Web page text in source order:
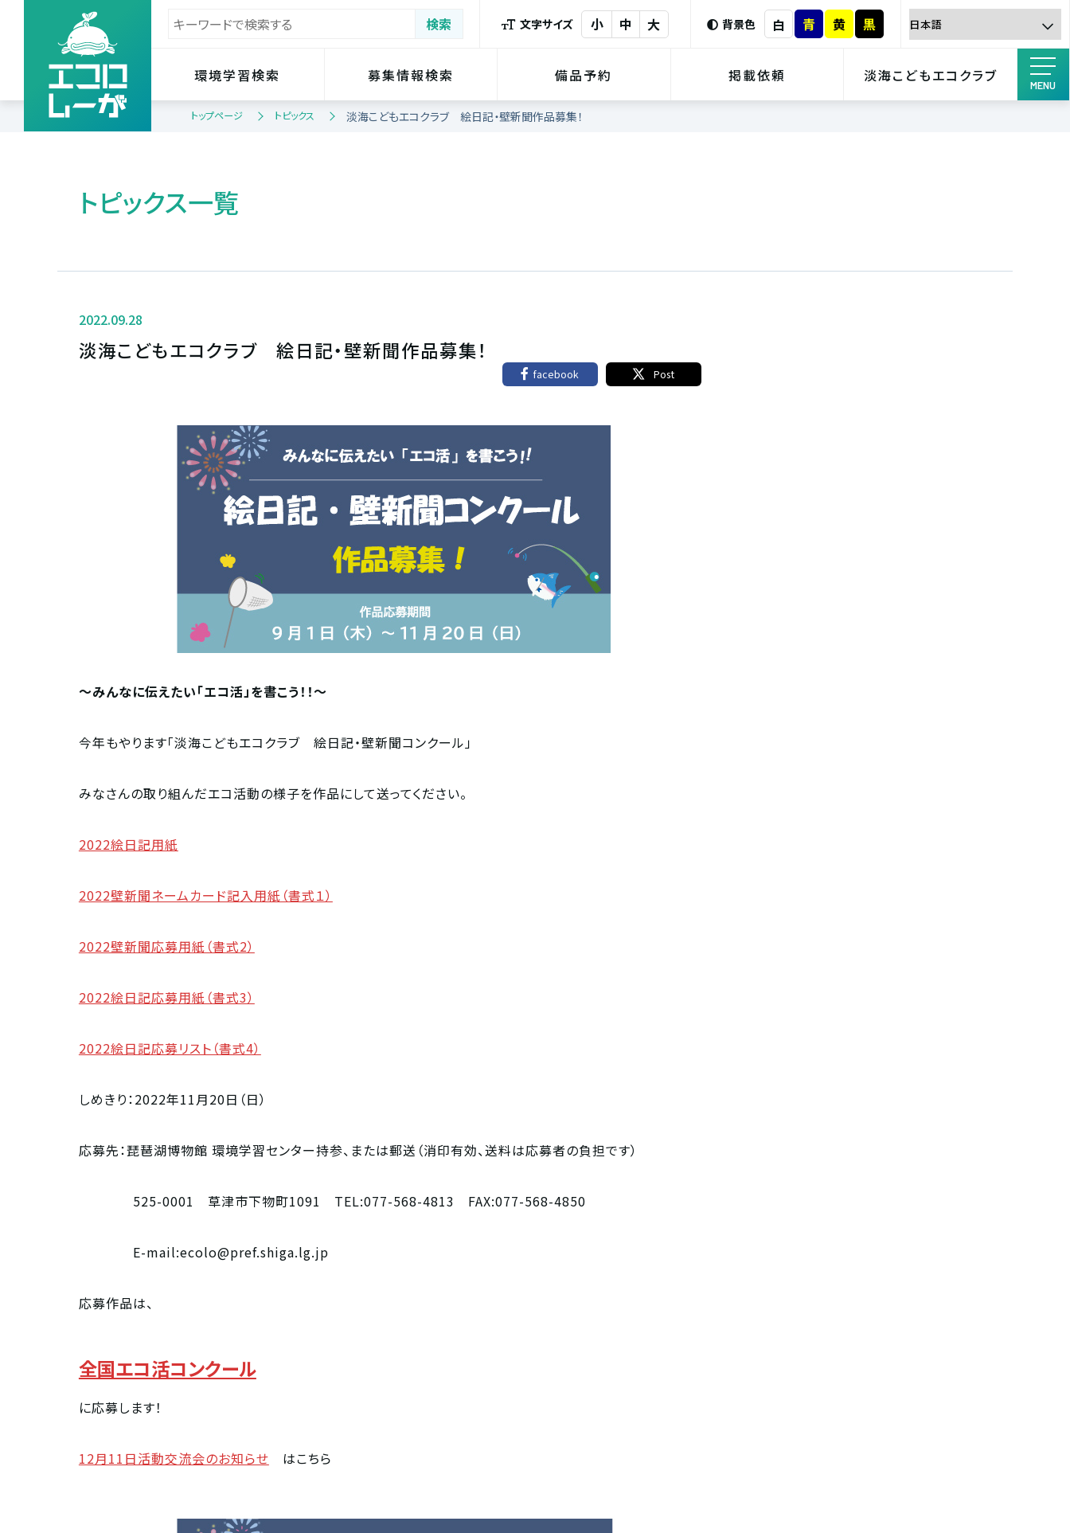
文字サイズ 小 中 大 背景色 白 青 黄 黒
環境学習検索 募集情報検索 備品予約 掲載依頼 淡海こどもエコクラブ
MENU
トップページ トピックス 淡海こどもエコクラブ 絵日記・壁新聞作品募集！
トピックス一覧
2022.09.28
淡海こどもエコクラブ 絵日記・壁新聞作品募集！
facebook Post
～みんなに伝えたい「エコ活」を書こう！！～
今年もやります「淡海こどもエコクラブ 絵日記・壁新聞コンクール」
みなさんの取り組んだエコ活動の様子を作品にして送ってください。
2022絵日記用紙
2022壁新聞ネームカード記入用紙（書式１）
2022壁新聞応募用紙（書式2）
2022絵日記応募用紙（書式3）
2022絵日記応募リスト（書式4）
しめきり：2022年11月20日（日）
応募先：琵琶湖博物館 環境学習センター持参、または郵送（消印有効、送料は応募者の負担です）
525-0001 草津市下物町1091 TEL:077-568-4813 FAX:077-568-4850
E-mail:ecolo@pref.shiga.lg.jp
応募作品は、
全国エコ活コンクール
に応募します！
12月11日活動交流会のお知らせ はこちら